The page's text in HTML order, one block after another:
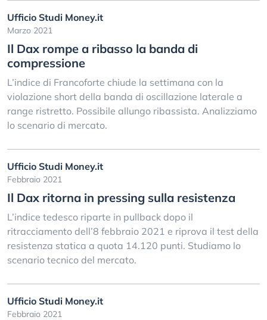
Ufficio Studi Money.it
Marzo 2021
Il Dax rompe a ribasso la banda di
compressione
L’indice di Francoforte chiude la settimana con la
violazione short della banda di oscillazione laterale a
range ristretto. Possibile allungo ribassista. Analizziamo
lo scenario di mercato.
Ufficio Studi Money.it
Febbraio 2021
Il Dax ritorna in pressing sulla resistenza
L’indice tedesco riparte in pullback dopo il
ritracciamento dell’8 febbraio 2021 e riprova il test della
resistenza statica a quota 14.120 punti. Studiamo lo
scenario tecnico del mercato.
Ufficio Studi Money.it
Febbraio 2021